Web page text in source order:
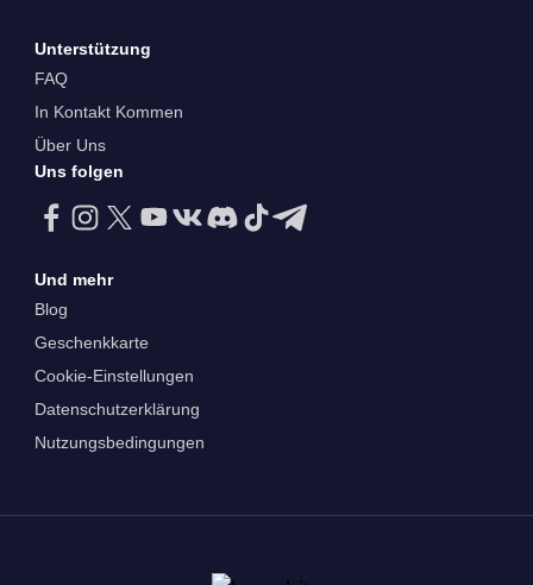
Unterstützung
FAQ
In Kontakt Kommen
Über Uns
Uns folgen
Und mehr
Blog
Geschenkkarte
Cookie-Einstellungen
Datenschutzerklärung
Nutzungsbedingungen